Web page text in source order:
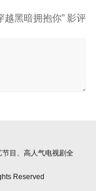
越黑暗拥抱你” 影评
目、高人气电视剧全
Reserved